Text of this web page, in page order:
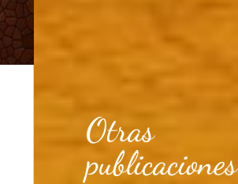
Otras
publicaciones